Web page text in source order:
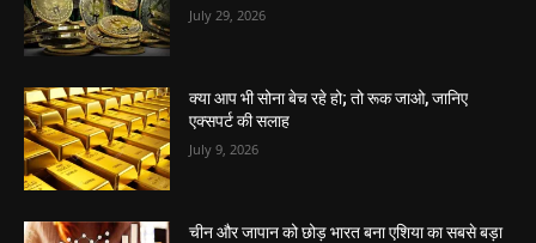
July 29, 2026
क्या आप भी सोना बेच रहे हो; तो रूक जाओ, जानिए
एक्सपर्ट की सलाह
July 9, 2026
चीन और जापान को छोड़ भारत बना एशिया का सबसे बड़ा